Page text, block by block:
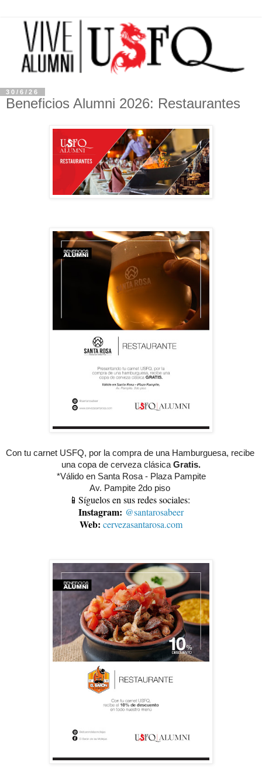
30/6/26
Beneficios Alumni 2026: Restaurantes
Con tu carnet USFQ, por la compra de una Hamburguesa, recibe
una copa de cerveza clásica Gratis.
*Válido en Santa Rosa - Plaza Pampite
Av. Pampite 2do piso
📱Síguelos en sus redes sociales:
Instagram: @santarosabeer
Web: cervezasantarosa.com